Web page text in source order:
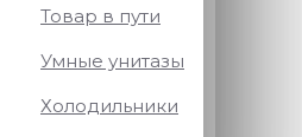
Товар в пути
Умные унитазы
Холодильники